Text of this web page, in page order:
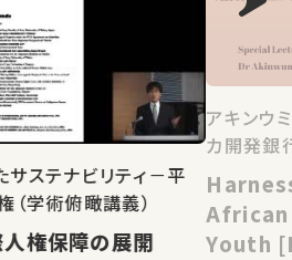
サステナビリティ－平
（学術俯瞰講義）
国際人権保障の展開
アキンウ
カ開発銀
African
Youth